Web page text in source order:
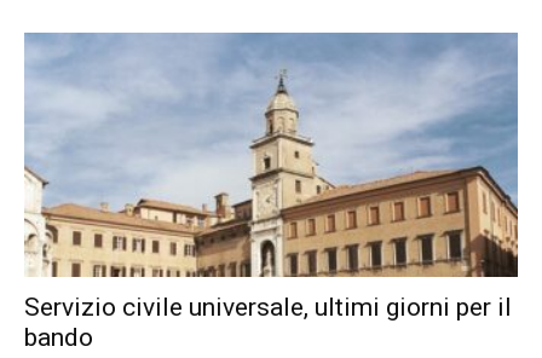
Servizio civile universale, ultimi giorni per il
bando